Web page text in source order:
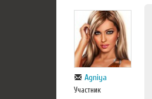
Agniya
Участник